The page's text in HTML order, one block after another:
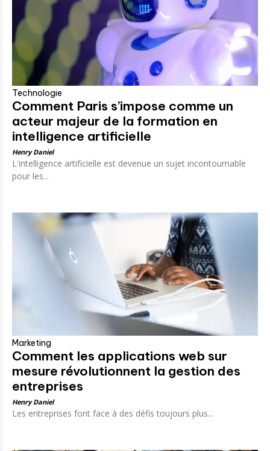
Technologie
Comment Paris s’impose comme un
acteur majeur de la formation en
intelligence artificielle
Henry Daniel
L'intelligence artificielle est devenue un sujet incontournable
pour les...
Marketing
Comment les applications web sur
mesure révolutionnent la gestion des
entreprises
Henry Daniel
Les entreprises font face à des défis toujours plus...